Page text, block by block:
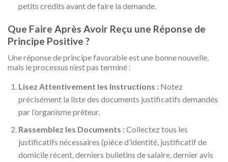
petits crédits avant de faire la demande.
Que Faire Après Avoir Reçu une Réponse de
Principe Positive ?
Une réponse de principe favorable est une bonne nouvelle,
mais le processus n’est pas terminé :
Lisez Attentivement les Instructions :Notez
précisément la liste des documents justificatifs demandés
par l’organisme prêteur.
Rassemblez les Documents :Collectez tous les
justificatifs nécessaires (pièce d’identité, justificatif de
domicile récent, derniers bulletins de salaire, dernier avis